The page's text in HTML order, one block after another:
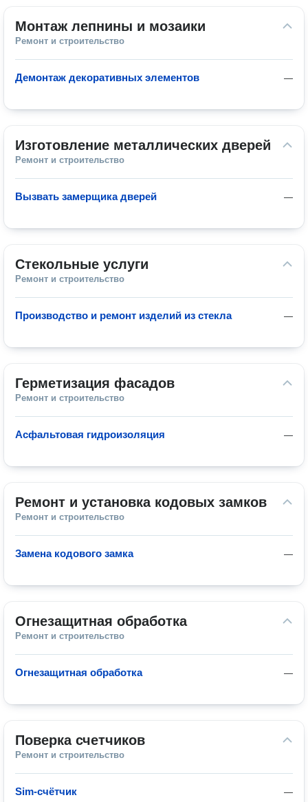
Монтаж лепнины и мозаики
Ремонт и строительство
—
Демонтаж декоративных элементов
Изготовление металлических дверей
Ремонт и строительство
—
Вызвать замерщика дверей
Стекольные услуги
Ремонт и строительство
—
Производство и ремонт изделий из стекла
Герметизация фасадов
Ремонт и строительство
—
Асфальтовая гидроизоляция
Ремонт и установка кодовых замков
Ремонт и строительство
—
Замена кодового замка
Огнезащитная обработка
Ремонт и строительство
—
Огнезащитная обработка
Поверка счетчиков
Ремонт и строительство
—
Sim-счётчик